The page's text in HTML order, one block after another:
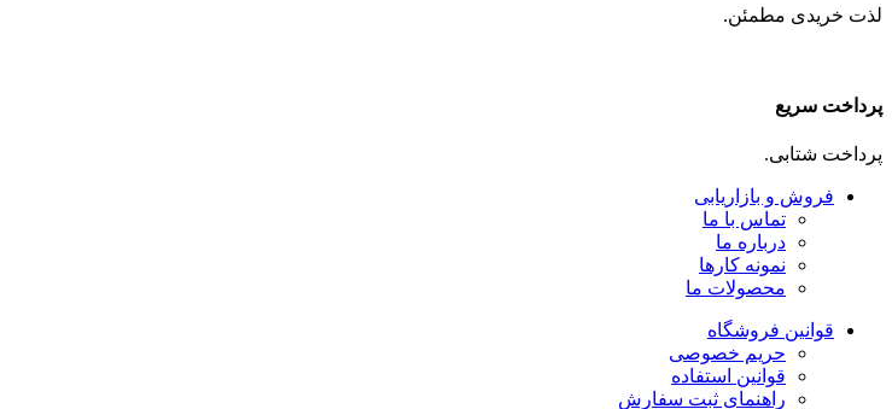
لذت خریدی مطمئن.
پرداخت سریع
پرداخت شتابی.
فروش و بازاریابی
تماس با ما
درباره ما
نمونه کارها
محصولات ما
قوانین فروشگاه
حریم خصوصی
قوانین استفاده
راهنمای ثبت سفارش